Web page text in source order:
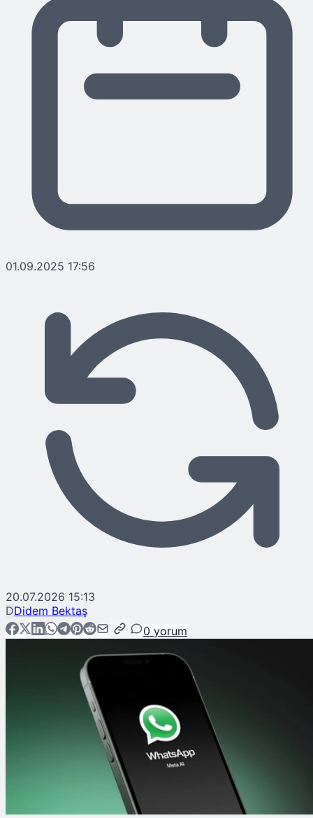
01.09.2025 17:56
20.07.2026 15:13
DDidem Bektaş
0 yorum